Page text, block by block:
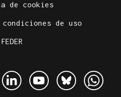
de cookies
de uso
FEDER